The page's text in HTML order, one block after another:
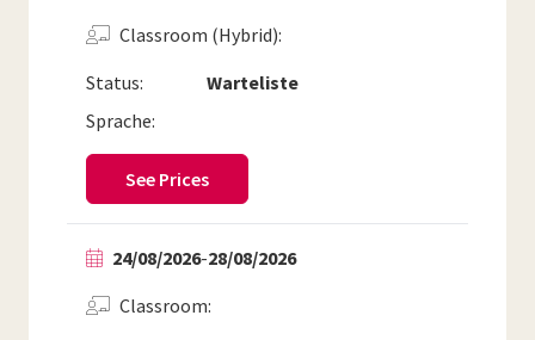
Status: Warteliste
Classroom (Hybrid)
Sprache:
See Prices
24/08/2026-28/08/2026
Classroom